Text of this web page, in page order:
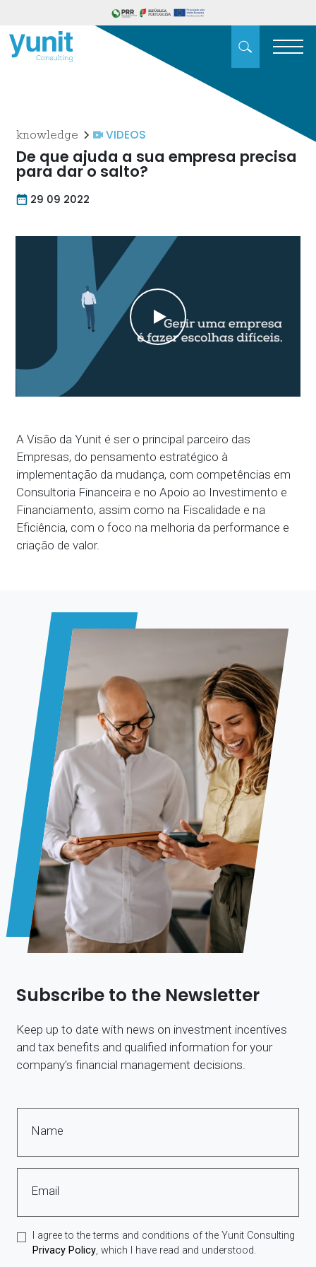
knowledge VIDEOS
De que ajuda a sua empresa precisa
para dar o salto?
29 09 2022
A Visão da Yunit é ser o principal parceiro das
Empresas, do pensamento estratégico à
implementação da mudança, com competências em
Consultoria Financeira e no Apoio ao Investimento e
Financiamento, assim como na Fiscalidade e na
Eficiência, com o foco na melhoria da performance e
criação de valor.
Subscribe to the Newsletter
Keep up to date with news on investment incentives
and tax benefits and qualified information for your
company's financial management decisions.
Name
Email
I agree to the terms and conditions of the Yunit Consulting
Privacy Policy, which I have read and understood.